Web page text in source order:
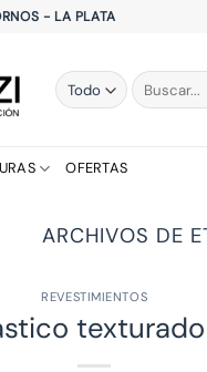
- LA PLATA
Buscar
por:
OFERTAS
ARCHIVOS DE
REVESTIMIENTOS